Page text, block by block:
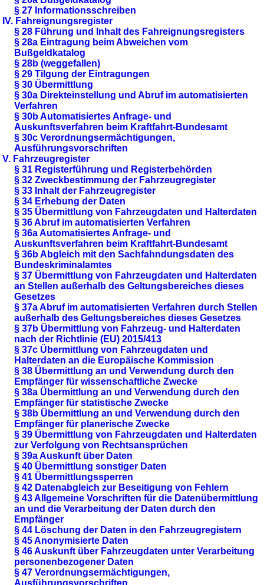
§ 27 Informationsschreiben
IV. Fahreignungsregister
§ 28 Führung und Inhalt des Fahreignungsregisters
§ 28a Eintragung beim Abweichen vom
Bußgeldkatalog
§ 28b (weggefallen)
§ 29 Tilgung der Eintragungen
§ 30 Übermittlung
§ 30a Direkteinstellung und Abruf im automatisierten
Verfahren
§ 30b Automatisiertes Anfrage- und
Auskunftsverfahren beim Kraftfahrt-Bundesamt
§ 30c Verordnungsermächtigungen,
Ausführungsvorschriften
V. Fahrzeugregister
§ 31 Registerführung und Registerbehörden
§ 32 Zweckbestimmung der Fahrzeugregister
§ 33 Inhalt der Fahrzeugregister
§ 34 Erhebung der Daten
§ 35 Übermittlung von Fahrzeugdaten und Halterdaten
§ 36 Abruf im automatisierten Verfahren
§ 36a Automatisiertes Anfrage- und
Auskunftsverfahren beim Kraftfahrt-Bundesamt
§ 36b Abgleich mit den Sachfahndungsdaten des
Bundeskriminalamtes
§ 37 Übermittlung von Fahrzeugdaten und Halterdaten
an Stellen außerhalb des Geltungsbereiches dieses
Gesetzes
§ 37a Abruf im automatisierten Verfahren durch Stellen
außerhalb des Geltungsbereiches dieses Gesetzes
§ 37b Übermittlung von Fahrzeug- und Halterdaten
nach der Richtlinie (EU) 2015/413
§ 37c Übermittlung von Fahrzeugdaten und
Halterdaten an die Europäische Kommission
§ 38 Übermittlung an und Verwendung durch den
Empfänger für wissenschaftliche Zwecke
§ 38a Übermittlung an und Verwendung durch den
Empfänger für statistische Zwecke
§ 38b Übermittlung an und Verwendung durch den
Empfänger für planerische Zwecke
§ 39 Übermittlung von Fahrzeugdaten und Halterdaten
zur Verfolgung von Rechtsansprüchen
§ 39a Auskunft über Daten
§ 40 Übermittlung sonstiger Daten
§ 41 Übermittlungssperren
§ 42 Datenabgleich zur Beseitigung von Fehlern
§ 43 Allgemeine Vorschriften für die Datenübermittlung
an und die Verarbeitung der Daten durch den
Empfänger
§ 44 Löschung der Daten in den Fahrzeugregistern
§ 45 Anonymisierte Daten
§ 46 Auskunft über Fahrzeugdaten unter Verarbeitung
personenbezogener Daten
§ 47 Verordnungsermächtigungen,
Ausführungsvorschriften